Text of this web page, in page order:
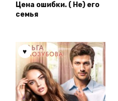
Цена ошибки. ( Не) его
семья